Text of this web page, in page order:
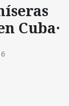
Cuba·